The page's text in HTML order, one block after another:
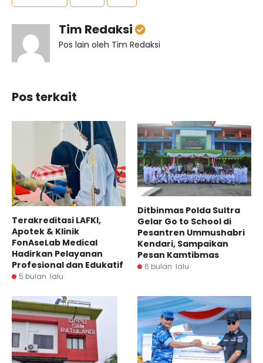
Tim Redaksi
Pos lain oleh Tim Redaksi
Pos terkait
Terakreditasi LAFKI,
Apotek & Klinik
FonAseLab Medical
Hadirkan Pelayanan
Profesional dan Edukatif
5 bulan lalu
Ditbinmas Polda Sultra
Gelar Go to School di
Pesantren Ummushabri
Kendari, Sampaikan
Pesan Kamtibmas
6 bulan lalu